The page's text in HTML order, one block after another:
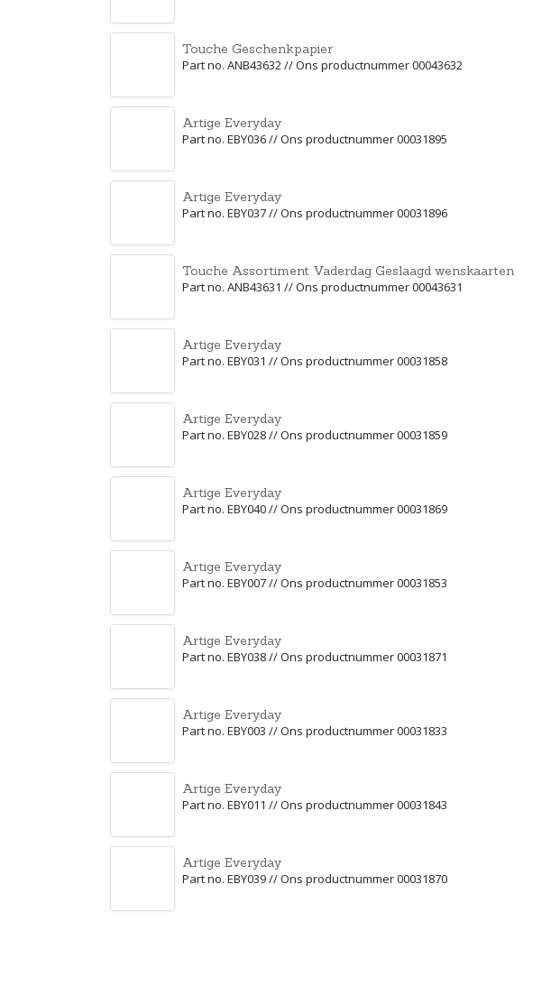
Touche Geschenkpapier
Part no. ANB43632 // Ons productnummer 00043632
Artige Everyday
Part no. EBY036 // Ons productnummer 00031895
Artige Everyday
Part no. EBY037 // Ons productnummer 00031896
Touche Assortiment Vaderdag Geslaagd wenskaarten
Part no. ANB43631 // Ons productnummer 00043631
Artige Everyday
Part no. EBY031 // Ons productnummer 00031858
Artige Everyday
Part no. EBY028 // Ons productnummer 00031859
Artige Everyday
Part no. EBY040 // Ons productnummer 00031869
Artige Everyday
Part no. EBY007 // Ons productnummer 00031853
Artige Everyday
Part no. EBY038 // Ons productnummer 00031871
Artige Everyday
Part no. EBY003 // Ons productnummer 00031833
Artige Everyday
Part no. EBY011 // Ons productnummer 00031843
Artige Everyday
Part no. EBY039 // Ons productnummer 00031870